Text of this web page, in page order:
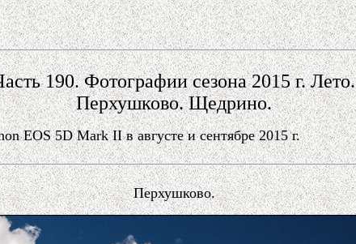
190. Фотографии сезона 2015 г. Лето.
Перхушково. Щедрино.
EOS 5D Mark II в августе и сентябре 2015 г.
Перхушково.